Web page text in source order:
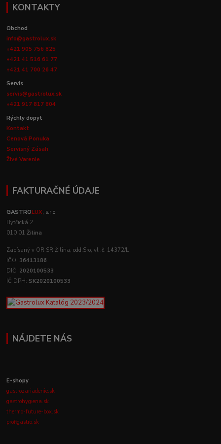
KONTAKTY
Obchod
info@gastrolux.sk
+421 905 756 825
+421 41 516 61 77
+421 41 700 26 47
Servis
servis@gastrolux.sk
+421 917 817 804
Rýchly dopyt
Kontakt
Cenová Ponuka
Servisný Zásah
Živé Varenie
FAKTURAČNÉ ÚDAJE
GASTROLUX, s.r.o.
Bytčická 2
010 01Žilina
Zapísaný v OR SR Žilina, odd:Sro, vl .č. 14372/L
IČO: 36413186
DIČ: 2020100533
IČ DPH: SK2020100533
NÁJDETE NÁS
E-shopy
gastrozariadenie.sk
gastrohygiena.sk
thermo-future-box.sk
profigastro.sk